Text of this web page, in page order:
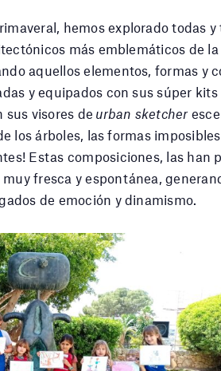
hemos explorado todas
más emblemáticos de
aquellos elementos, formas y
y equipados con sus súper kits
visores de urban sketcher
los árboles, las formas
Estas composiciones, las han
fresca y espontánea,
de emoción y dinamismo.